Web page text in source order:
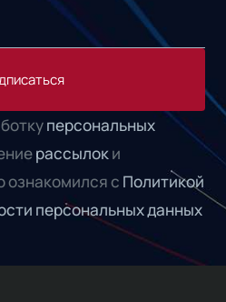
персональных
рассылоки
ознакомился с Политикой
персональных данных